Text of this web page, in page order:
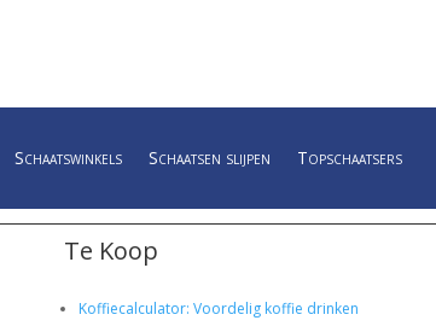
Schaatswinkels Schaatsen slijpen Topschaatsers
Te Koop
Koffiecalculator: Voordelig koffie drinken